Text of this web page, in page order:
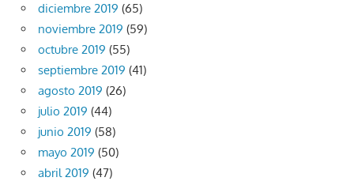
diciembre 2019 (65)
noviembre 2019 (59)
octubre 2019 (55)
septiembre 2019 (41)
agosto 2019 (26)
julio 2019 (44)
junio 2019 (58)
mayo 2019 (50)
abril 2019 (47)